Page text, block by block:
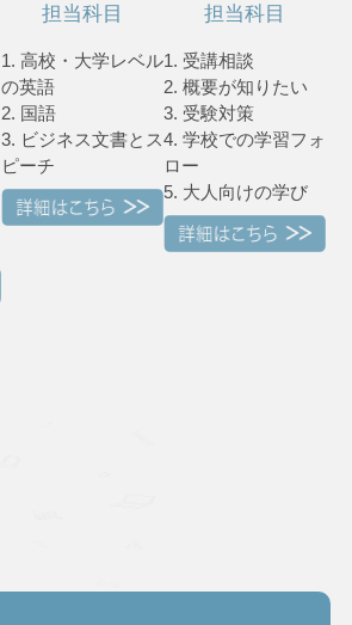
担当科目
1. 高校・大学レベル
の英語
2. 国語
3. ビジネス文書とス
ピーチ
担当科目
1. 受講相談
2. 概要が知りたい
3. 受験対策
4. 学校での学習フォ
ロー
5. 大人向けの学び